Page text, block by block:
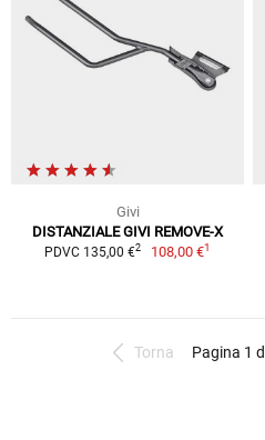
Givi
DISTANZIALE GIVI REMOVE-X
PDVC 135,00 €2 108,00 €1
Torna Pagina 1